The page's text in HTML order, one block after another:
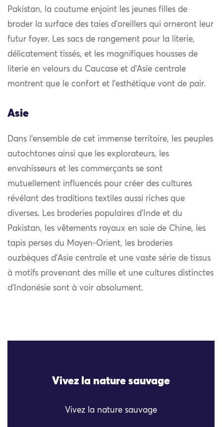
Pakistan, la coutume enjoint les jeunes filles de
broder la surface des taies d’oreillers qui orneront leur
futur foyer. Les sacs de rangement pour la literie,
délicatement tissés, et les magnifiques housses de
literie en velours du Caucase et d’Asie centrale
montrent que le confort et l’esthétique vont de pair.
Asie
Dans l’ensemble de cet immense territoire, les peuples
autochtones ainsi que les explorateurs, les
envahisseurs et les commerçants se sont
mutuellement influencés pour créer des cultures
révélant des traditions textiles aussi riches que
diverses. Les broderies populaires d’Inde et du
Pakistan, les vêtements royaux en soie de Chine, les
tapis perses du Moyen-Orient, les broderies
ouzbèques d’Asie centrale et une vaste série de tissus
à motifs provenant des mille et une cultures distinctes
d’Indonésie sont à voir absolument.
Vivez la nature sauvage
Vivez la nature sauvage